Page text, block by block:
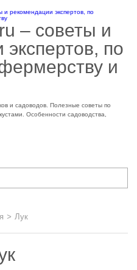
– cоветы и
по
и
и садоводов. Полезные советы по
Особенности садоводства,
> Лук